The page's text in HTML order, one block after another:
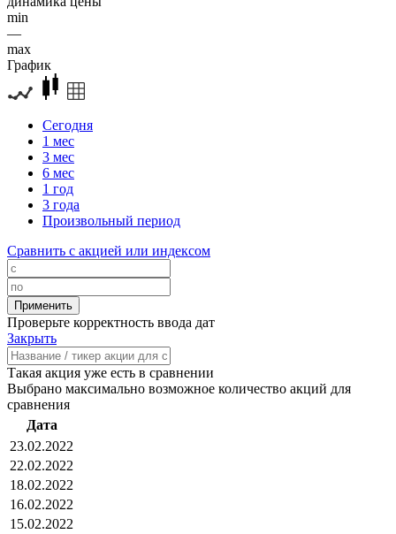
min
—
max
График
Сегодня
1 мес
3 мес
6 мес
1 год
3 года
Произвольный период
Сравнить с акцией или индексом
Проверьте корректность ввода дат
Закрыть
Такая акция уже есть в сравнении
Выбрано максимально возможное количество акций для
сравнения
Дата
23.02.2022
22.02.2022
18.02.2022
16.02.2022
15.02.2022